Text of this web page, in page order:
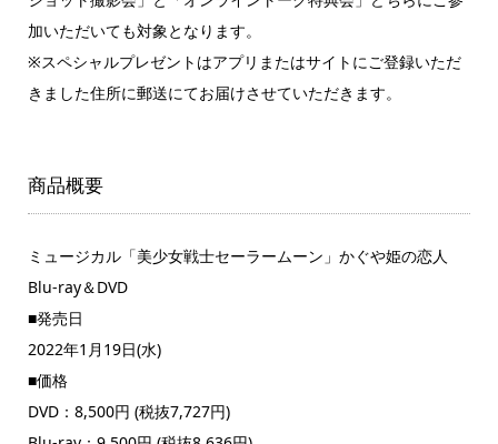
加いただいても対象となります。
※スペシャルプレゼントはアプリまたはサイトにご登録いただ
きました住所に郵送にてお届けさせていただきます。
商品概要
ミュージカル「美少女戦士セーラームーン」かぐや姫の恋人
Blu-ray＆DVD
■発売日
2022年1月19日(水)
■価格
DVD：8,500円 (税抜7,727円)